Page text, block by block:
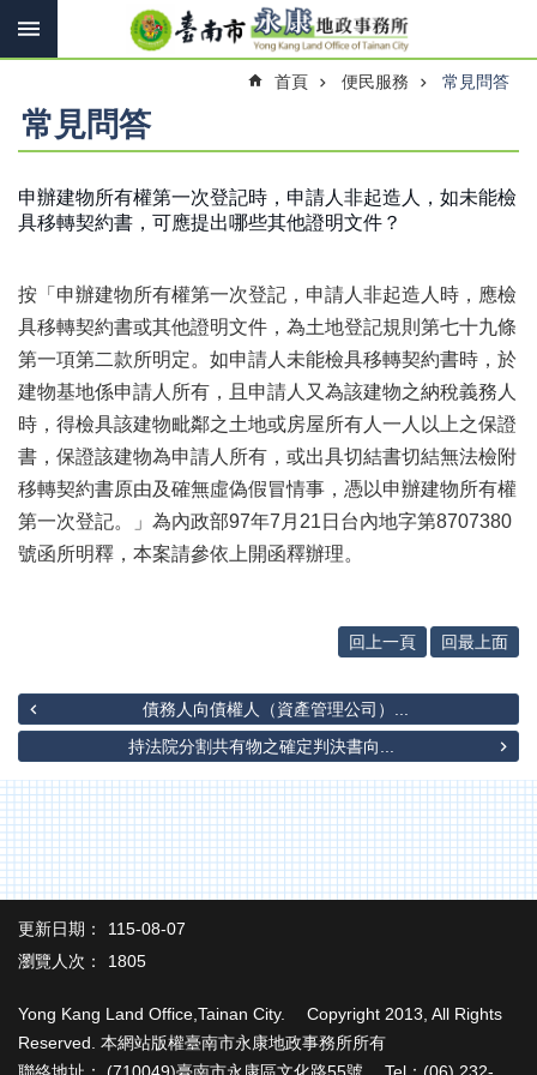
跳到主要內容區塊
搜
搜
尋
訊
報
機
關
簡
介
線
上
申
辦
與
民
服
民
意
交
流
下
載
專
題
首頁 便民服務 常見問答
常見問答
申辦建物所有權第一次登記時，申請人非起造人，如未能檢
具移轉契約書，可應提出哪些其他證明文件？
按「申辦建物所有權第一次登記，申請人非起造人時，應檢
具移轉契約書或其他證明文件，為土地登記規則第七十九條
第一項第二款所明定。如申請人未能檢具移轉契約書時，於
建物基地係申請人所有，且申請人又為該建物之納稅義務人
時，得檢具該建物毗鄰之土地或房屋所有人一人以上之保證
書，保證該建物為申請人所有，或出具切結書切結無法檢附
移轉契約書原由及確無虛偽假冒情事，憑以申辦建物所有權
第一次登記。」為內政部97年7月21日台內地字第8707380
號函所明釋，本案請參依上開函釋辦理。
回上一頁 回最上面
債務人向債權人（資產管理公司）...
持法院分割共有物之確定判決書向...
更新日期：
115-08-07
瀏覽人次：
1805
Yong Kang Land Office,Tainan City. Copyright 2013, All Rights
Reserved. 本網站版權臺南市永康地政事務所所有